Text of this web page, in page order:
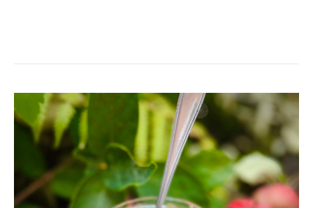
ÄPPELCHUTNEY
MED
INGEFÄRA